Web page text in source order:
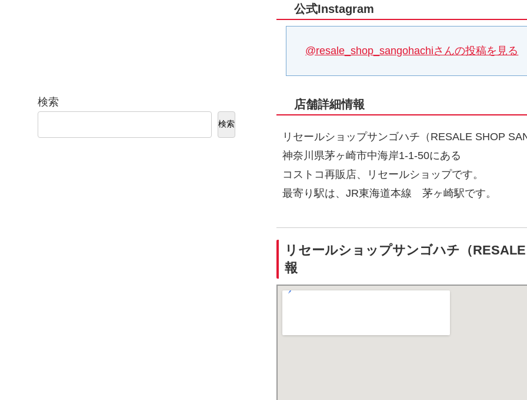
公式Instagram
@resale_shop_sangohachiさんの投稿を見る
店舗詳細情報
リセールショップサンゴハチ（RESALE SHOP
神奈川県茅ヶ崎市中海岸1-1-50にある
コストコ再販店、リセールショップです。
最寄り駅は、JR東海道本線 茅ヶ崎駅です。
リセールショップサンゴハチ（
報
検索
検索